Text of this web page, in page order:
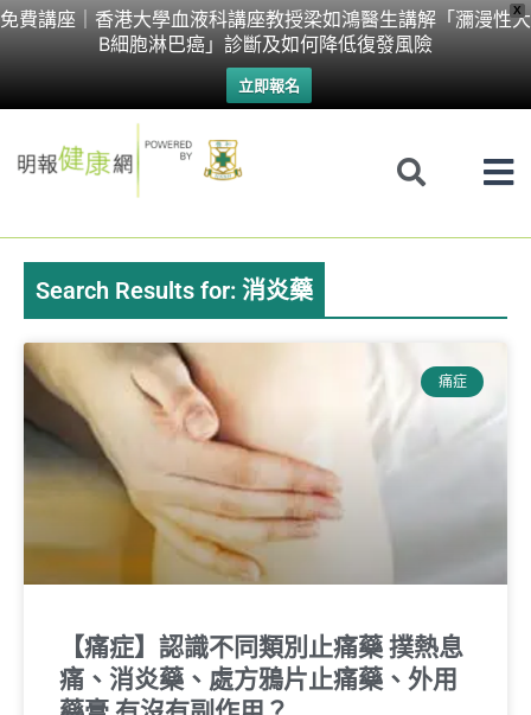
X
免費講座｜香港大學血液科講座教授梁如鴻醫生講解「瀰漫性大
B細胞淋巴癌」診斷及如何降低復發風險
立即報名
Skip
Search Results for: 消炎藥
痛症
【痛症】認識不同類別止痛藥 撲熱息
痛、消炎藥、處方鴉片止痛藥、外用
Page